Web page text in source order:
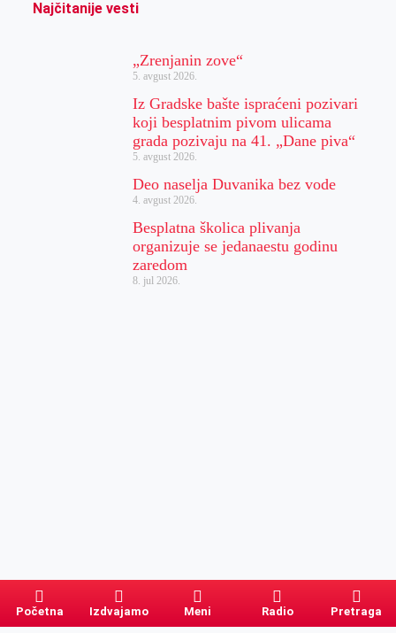
Najčitanije vesti
„Zrenjanin zove“
5. avgust 2026.
Iz Gradske bašte ispraćeni pozivari
koji besplatnim pivom ulicama
grada pozivaju na 41. „Dane piva“
5. avgust 2026.
Deo naselja Duvanika bez vode
4. avgust 2026.
Besplatna školica plivanja
organizuje se jedanaestu godinu
zaredom
8. jul 2026.
Početna Izdvajamo Meni Radio Pretraga